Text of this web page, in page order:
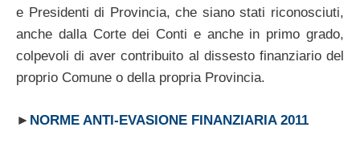
e Presidenti di Provincia, che siano stati riconosciuti,
anche dalla Corte dei Conti e anche in primo grado,
colpevoli di aver contribuito al dissesto finanziario del
proprio Comune o della propria Provincia.
► NORME ANTI-EVASIONE FINANZIARIA 2011